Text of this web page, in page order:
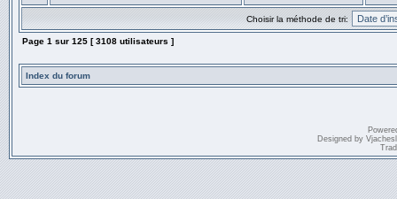
Choisir la méthode de tri:
Page 1 sur 125 [ 3108 utilisateurs ]
Index du forum
Designed by